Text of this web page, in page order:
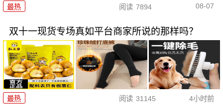
最热 阅读 7894 08-07
双十一现货专场真如平台商家所说的那样吗？
最热 阅读 31145 4小时前